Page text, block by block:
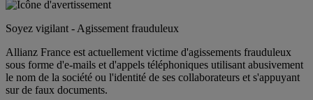
Soyez vigilant - Agissement frauduleux
Allianz France est actuellement victime d'agissements frauduleux
sous forme d'e-mails et d'appels téléphoniques utilisant abusivement
le nom de la société ou l'identité de ses collaborateurs et s'appuyant
sur de faux documents.